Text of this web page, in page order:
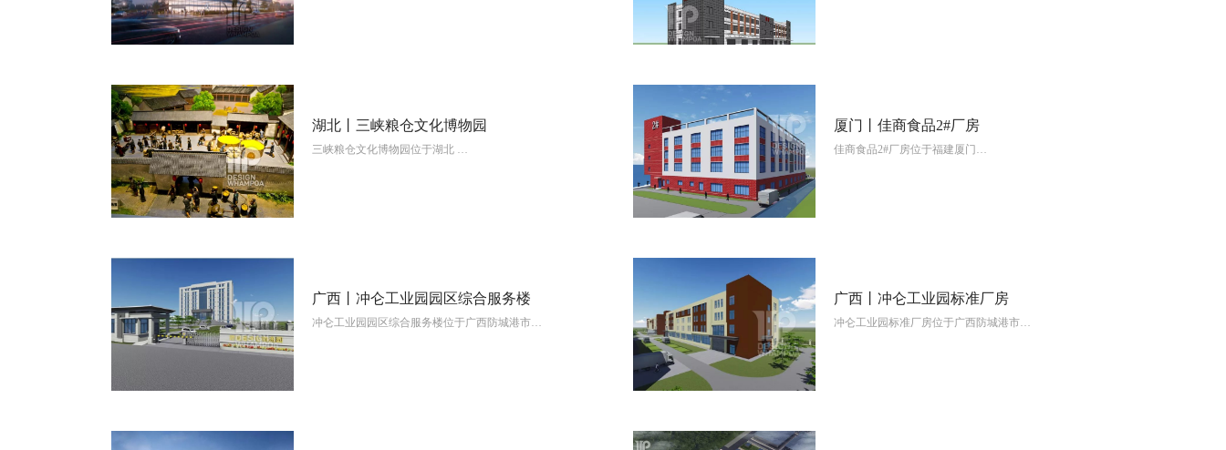
View More
湖北丨三峡粮仓文化博物园
三峡粮仓文化博物园位于湖北 … View More
厦门丨佳商食品2#厂房
佳商食品2#厂房位于福建厦门…
View More
广西丨冲仑工业园园区综合服务楼
冲仑工业园园区综合服务楼位于广西防城港市… View More
广西丨冲仑工业园标准厂房
冲仑工业园标准厂房位于广西防城港市…